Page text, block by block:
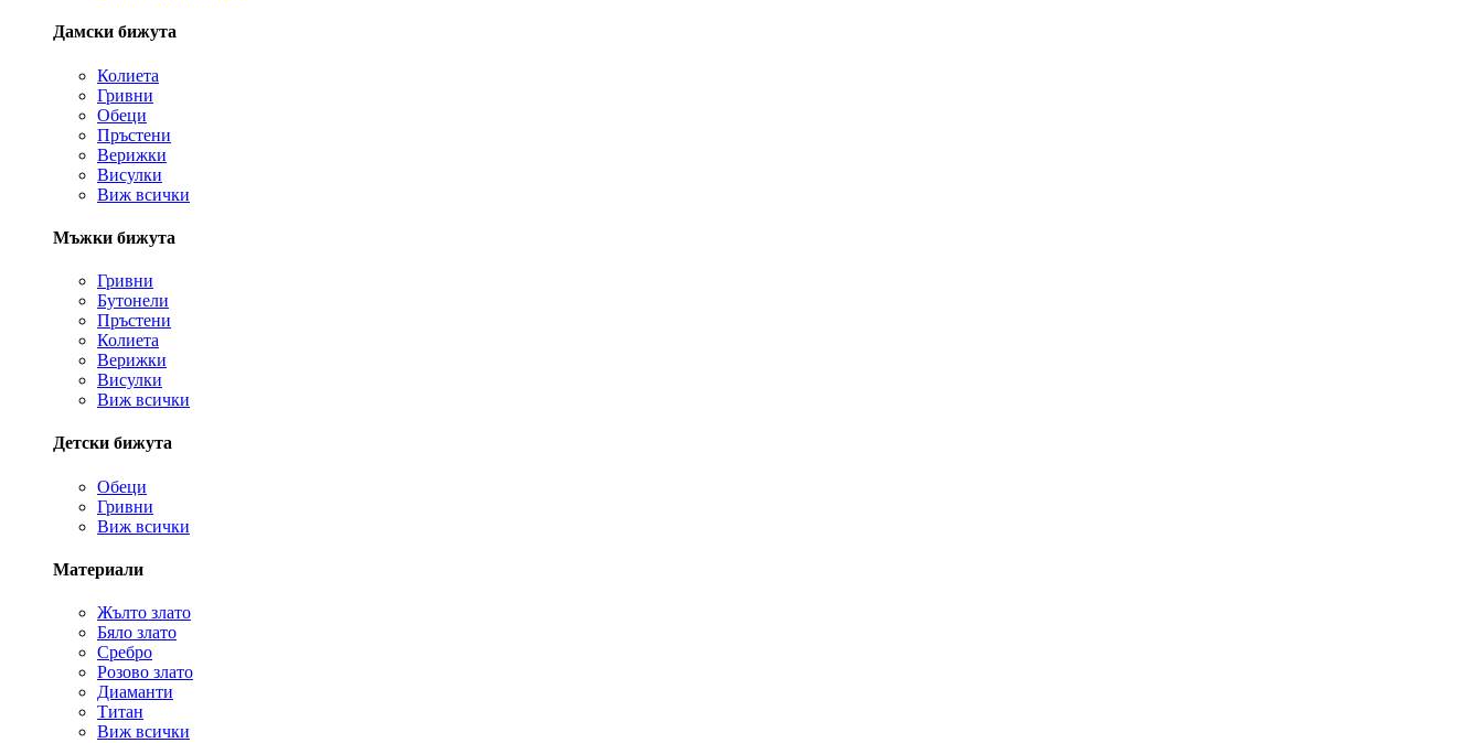
Дамски бижута
Колиета
Гривни
Обеци
Пръстени
Верижки
Висулки
Виж всички
Мъжки бижута
Гривни
Бутонели
Пръстени
Колиета
Верижки
Висулки
Виж всички
Детски бижута
Обеци
Гривни
Виж всички
Материали
Жълто злато
Бяло злато
Сребро
Розово злато
Диаманти
Титан
Виж всички